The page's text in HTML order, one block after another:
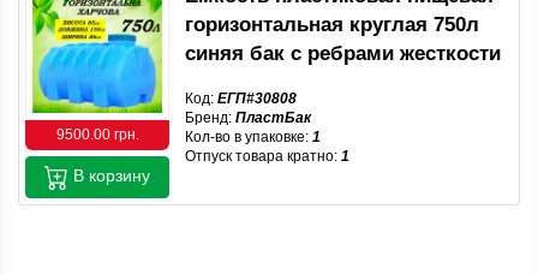
9500.00 грн.
горизонтальная круглая 750л
синяя бак с ребрами жесткости
Код: ЕГП#30808
Бренд: ПластБак
Кол-во в упаковке: 1
Отпуск товара кратно: 1
В корзину